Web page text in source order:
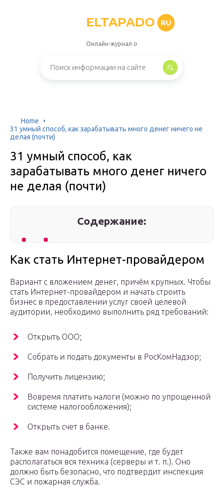
ELTAPADO RU
Онлайн-журнал о
Home
31 умный способ, как зарабатывать много денег ничего не
делая (почти)
31 умный способ, как
зарабатывать много денег ничего
не делая (почти)
Содержание:
Как стать Интернет-провайдером
Вариант с вложением денег, причём крупных. Чтобы
стать Интернет-провайдером и начать строить
бизнес в предоставлении услуг своей целевой
аудитории, необходимо выполнить ряд требований:
Открыть ООО;
Собрать и подать документы в РосКомНадзор;
Получить лицензию;
Вовремя платить налоги (можно по упрощенной
системе налогообложения);
Открыть счет в банке.
Также вам понадобится помещение, где будет
располагаться вся техника (серверы и т. п.). Оно
должно быть безопасно, что подтвердит инспекция
СЭС и пожарная служба.